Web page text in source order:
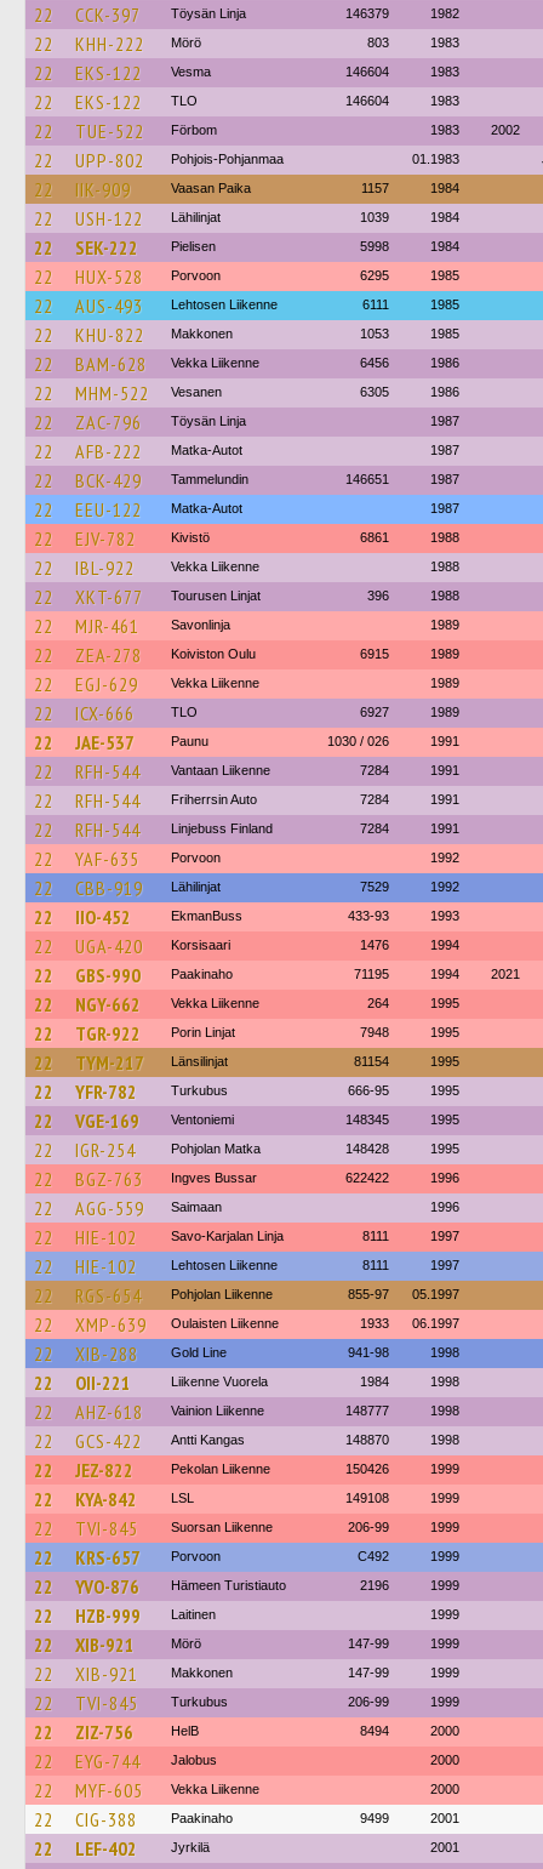
22 CCK-397 Töysän Linja 146379 1982
22 KHH-222 Mörö 803 1983
22 EKS-122 Vesma 146604 1983
22 EKS-122 TLO 146604 1983
22 TUE-522 Förbom 1983 2002
22 UPP-802 Pohjois-Pohjanmaa 01.1983
22 IIK-909 Vaasan Paika 1157 1984
22 USH-122 Lähilinjat 1039 1984
22 SEK-222 Pielisen 5998 1984
22 HUX-528 Porvoon 6295 1985
22 AUS-493 Lehtosen Liikenne 6111 1985
22 KHU-822 Makkonen 1053 1985
22 BAM-628 Vekka Liikenne 6456 1986
22 MHM-522 Vesanen 6305 1986
22 ZAC-796 Töysän Linja 1987
22 AFB-222 Matka-Autot 1987
22 BCK-429 Tammelundin 146651 1987
22 EEU-122 Matka-Autot 1987
22 EJV-782 Kivistö 6861 1988
22 IBL-922 Vekka Liikenne 1988
22 XKT-677 Tourusen Linjat 396 1988
22 MJR-461 Savonlinja 1989
22 ZEA-278 Koiviston Oulu 6915 1989
22 EGJ-629 Vekka Liikenne 1989
22 ICX-666 TLO 6927 1989
22 JAE-537 Paunu 1030 / 026 1991
22 RFH-544 Vantaan Liikenne 7284 1991
22 RFH-544 Friherrsin Auto 7284 1991
22 RFH-544 Linjebuss Finland 7284 1991
22 YAF-635 Porvoon 1992
22 CBB-919 Lähilinjat 7529 1992
22 IIO-452 EkmanBuss 433-93 1993
22 UGA-420 Korsisaari 1476 1994
22 GBS-990 Paakinaho 71195 1994 2021
22 NGY-662 Vekka Liikenne 264 1995
22 TGR-922 Porin Linjat 7948 1995
22 TYM-217 Länsilinjat 81154 1995
22 YFR-782 Turkubus 666-95 1995
22 VGE-169 Ventoniemi 148345 1995
22 IGR-254 Pohjolan Matka 148428 1995
22 BGZ-763 Ingves Bussar 622422 1996
22 AGG-559 Saimaan 1996
22 HIE-102 Savo-Karjalan Linja 8111 1997
22 HIE-102 Lehtosen Liikenne 8111 1997
22 RGS-654 Pohjolan Liikenne 855-97 05.1997
22 XMP-639 Oulaisten Liikenne 1933 06.1997
22 XIB-288 Gold Line 941-98 1998
22 OII-221 Liikenne Vuorela 1984 1998
22 AHZ-618 Vainion Liikenne 148777 1998
22 GCS-422 Antti Kangas 148870 1998
22 JEZ-822 Pekolan Liikenne 150426 1999
22 KYA-842 LSL 149108 1999
22 TVI-845 Suorsan Liikenne 206-99 1999
22 KRS-657 Porvoon C492 1999
22 YVO-876 Hämeen Turistiauto 2196 1999
22 HZB-999 Laitinen 1999
22 XIB-921 Mörö 147-99 1999
22 XIB-921 Makkonen 147-99 1999
22 TVI-845 Turkubus 206-99 1999
22 ZIZ-756 HelB 8494 2000
22 EYG-744 Jalobus 2000
22 MYF-605 Vekka Liikenne 2000
22 CIG-388 Paakinaho 9499 2001
22 LEF-402 Jyrkilä 2001